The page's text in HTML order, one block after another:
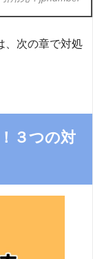
、次の章で対処
３つの対